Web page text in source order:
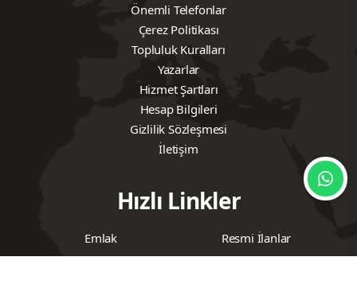
Önemli Telefonlar
Çerez Politikası
Topluluk Kuralları
Yazarlar
Hizmet Şartları
Hesap Bilgileri
Gizlilik Sözleşmesi
İletişim
Hızlı Linkler
Emlak
Resmi İlanlar